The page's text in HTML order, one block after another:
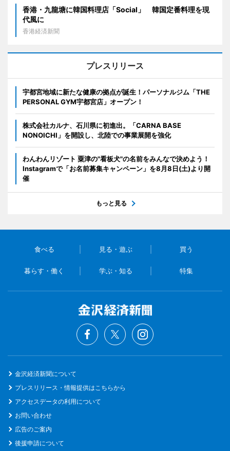
香港・九龍塘に韓国料理店「Social」 韓国定番料理を現
代風に
香港経済新聞
プレスリリース
宇都宮地域に新たな健康の拠点が誕生！パーソナルジム「THE
PERSONAL GYM宇都宮店」オープン！
株式会社カルナ、石川県に初進出。「CARNA BASE
NONOICHI」を開設し、北陸での事業展開を強化
わんわんリゾート 粟津の"看板犬"の名前をみんなで決めよう！
Instagramで「お名前募集キャンペーン」を8月8日(土)より開
催
もっと見る
食べる 見る・遊ぶ 買う
暮らす・働く 学ぶ・知る 特集
金沢経済新聞について
プレスリリース・情報提供はこちらから
アクセスデータの利用について
お問い合わせ
広告のご案内
後援申請について